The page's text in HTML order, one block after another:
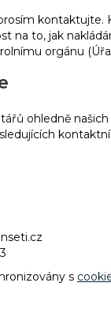
na to, jak
orgánu
ohledně
s